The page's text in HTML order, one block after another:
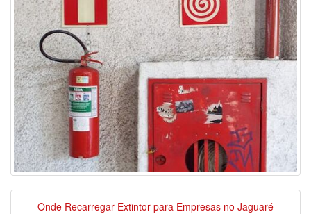
Onde Recarregar Extintor para Empresas no Jaguaré